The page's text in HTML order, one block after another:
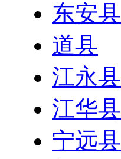
东安县
道县
江永县
江华县
宁远县